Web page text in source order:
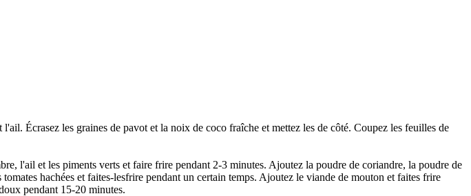
Écrasez les graines de pavot et la noix de coco fraîche et mettez les de côté. Coupez les feuilles de
l'ail et les piments verts et faire frire pendant 2-3 minutes. Ajoutez la poudre de coriandre, la poudre de
hachées et faites-lesfrire pendant un certain temps. Ajoutez le viande de mouton et faites frire
pendant 15-20 minutes.